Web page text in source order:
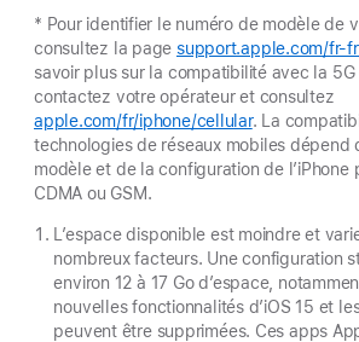
* Pour identifier le numéro de modèle de
consultez la page support.apple.com/fr-
savoir plus sur la compatibilité avec la 5G
contactez votre opérateur et consultez
apple.com/fr/iphone/cellular. La
technologies de réseaux mobiles dépend
modèle et de la configuration de l’iPhone
CDMA ou GSM.
L’espace disponible est moindre et
nombreux facteurs. Une configuration
environ 12 à 17 Go d’espace,
nouvelles fonctionnalités d’iOS 15 et
peuvent être supprimées. Ces apps